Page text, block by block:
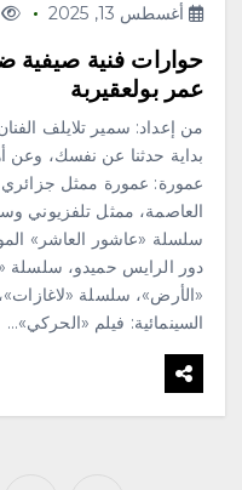
أغسطس 13, 2025
حوارات فنية صيفية
عمر بولعقيربة
من إعداد: سمير تلايلف
بداية حدثنا عن نفسك، وعن
العاصمة، ممثل تلفزيوني
سلسلة «عاشور العاشر»
دور الرايس حميدو،
«الأرض»، سلسلة
السينمائية: فيلم «الحركي»…
5